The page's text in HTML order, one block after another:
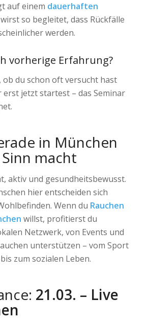
auf einem dauerhaften
so begleitet, dass Rückfälle
werden.
vorherige Erfahrung?
ob du schon oft versucht hast
jetzt startest – das Seminar
in München
macht
aktiv und gesundheitsbewusst.
hier entscheiden sich
Wenn du Rauchen
willst, profitierst du
Netzwerk, von Events und
unterstützen – vom Sport
zum sozialen Leben.
21.03. – Live